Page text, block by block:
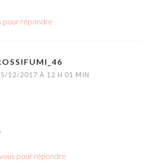
pour répondre
12/2017 À 12 H 01 MIN
pour répondre